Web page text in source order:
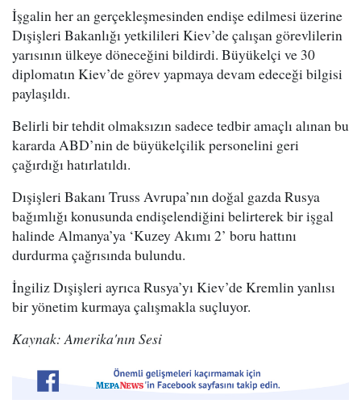
İşgalin her an gerçekleşmesinden endişe edilmesi üzerine
Dışişleri Bakanlığı yetkilileri Kiev’de çalışan görevlilerin
yarısının ülkeye döneceğini bildirdi. Büyükelçi ve 30
diplomatın Kiev’de görev yapmaya devam edeceği bilgisi
paylaşıldı.
Belirli bir tehdit olmaksızın sadece tedbir amaçlı alınan bu
kararda ABD’nin de büyükelçilik personelini geri
çağırdığı hatırlatıldı.
Dışişleri Bakanı Truss Avrupa’nın doğal gazda Rusya
bağımlığı konusunda endişelendiğini belirterek bir işgal
halinde Almanya’ya ‘Kuzey Akımı 2’ boru hattını
durdurma çağrısında bulundu.
İngiliz Dışişleri ayrıca Rusya’yı Kiev’de Kremlin yanlısı
bir yönetim kurmaya çalışmakla suçluyor.
Kaynak: Amerika'nın Sesi